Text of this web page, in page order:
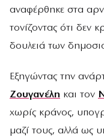
αναφέρθηκε στα
τονίζοντας ότι δεν
δουλειά των
Εξηγώντας την
Ζουγανέλη και τον
χωρίς κράνος,
μαζί τους, αλλά ως